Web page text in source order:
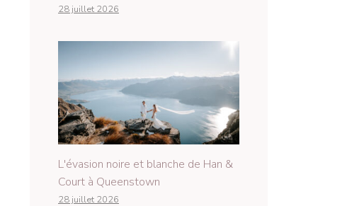
28 juillet 2026
L'évasion noire et blanche de Han &
Court à Queenstown
28 juillet 2026